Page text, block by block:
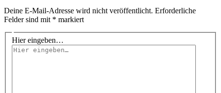
Deine E-Mail-Adresse wird nicht veröffentlicht. Erforderliche
Felder sind mit * markiert
Hier eingeben…